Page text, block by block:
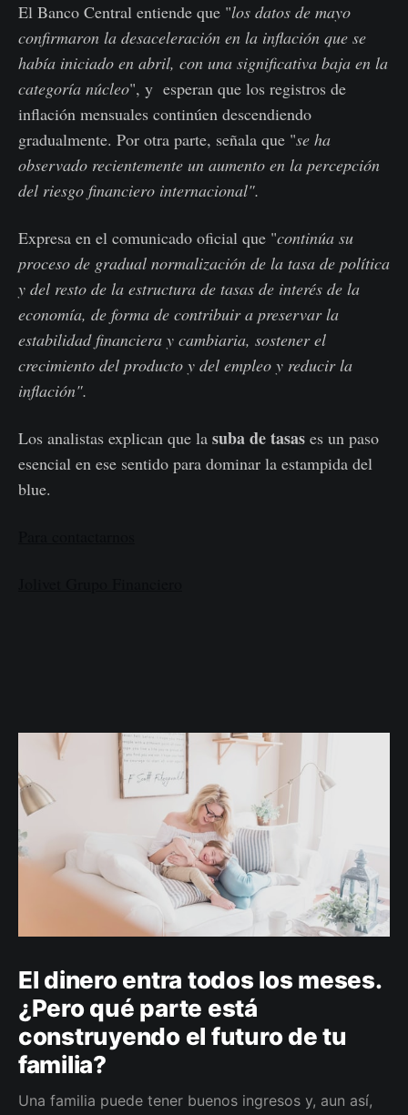
El Banco Central entiende que "los datos de mayo
confirmaron la desaceleración en la inflación que se
había iniciado en abril, con una significativa baja en la
categoría núcleo", y esperan que los registros de
inflación mensuales continúen descendiendo
gradualmente. Por otra parte, señala que "se ha
observado recientemente un aumento en la percepción
del riesgo financiero internacional".
Expresa en el comunicado oficial que "continúa su
proceso de gradual normalización de la tasa de política
y del resto de la estructura de tasas de interés de la
economía, de forma de contribuir a preservar la
estabilidad financiera y cambiaria, sostener el
crecimiento del producto y del empleo y reducir la
inflación".
Los analistas explican que la suba de tasas es un paso
esencial en ese sentido para dominar la estampida del
blue.
El dinero entra todos los meses.
¿Pero qué parte está
construyendo el futuro de tu
familia?
Una familia puede tener buenos ingresos y, aun así,